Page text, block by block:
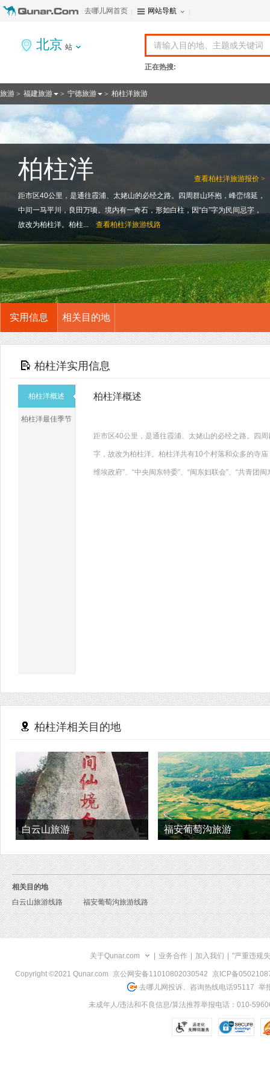
去哪儿网首页 网站导航
北京 站
正在热搜:
旅游 > 福建旅游 > 宁德旅游 > 柏柱洋旅游
查看柏柱洋旅游报价 >
柏柱洋
距市区40公里，是通往霞浦、太姥山的必经之路。四周群山环抱，峰峦绵延，
中间一马平川，良田万顷。境内有一奇石，形如白柱，因“白”字为民间忌字，
故改为柏柱洋。柏柱...
查看柏柱洋旅游线路
实用信息 相关目的地
柏柱洋实用信息
柏柱洋概述
柏柱洋最佳季节
柏柱洋概述
距市区40公里，是通往霞浦、太姥山的必经之路。四
字，故改为柏柱洋。柏柱洋共有10个村落和众多的寺
维埃政府”、“中央闽东特委”、“闽东妇联会”、“共青团
柏柱洋相关目的地
白云山旅游 福安葡萄沟旅游
相关目的地
白云山旅游线路
福安葡萄沟旅游线路
关于Qunar.com 业务合作 加入我们 "严重违规
Copyright ©2021 Qunar.com 京公网安备11010802030542
京ICP备
去哪儿网投诉、咨询热线电话95117 举
未成年人/违法和不良信息/算法推荐举报电话：010-